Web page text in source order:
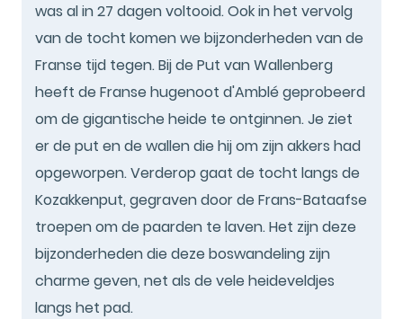
was al in 27 dagen voltooid. Ook in het vervolg
van de tocht komen we bijzonderheden van de
Franse tijd tegen. Bij de Put van Wallenberg
heeft de Franse hugenoot d'Amblé geprobeerd
om de gigantische heide te ontginnen. Je ziet
er de put en de wallen die hij om zijn akkers had
opgeworpen. Verderop gaat de tocht langs de
Kozakkenput, gegraven door de Frans-Bataafse
troepen om de paarden te laven. Het zijn deze
bijzonderheden die deze boswandeling zijn
charme geven, net als de vele heideveldjes
langs het pad.